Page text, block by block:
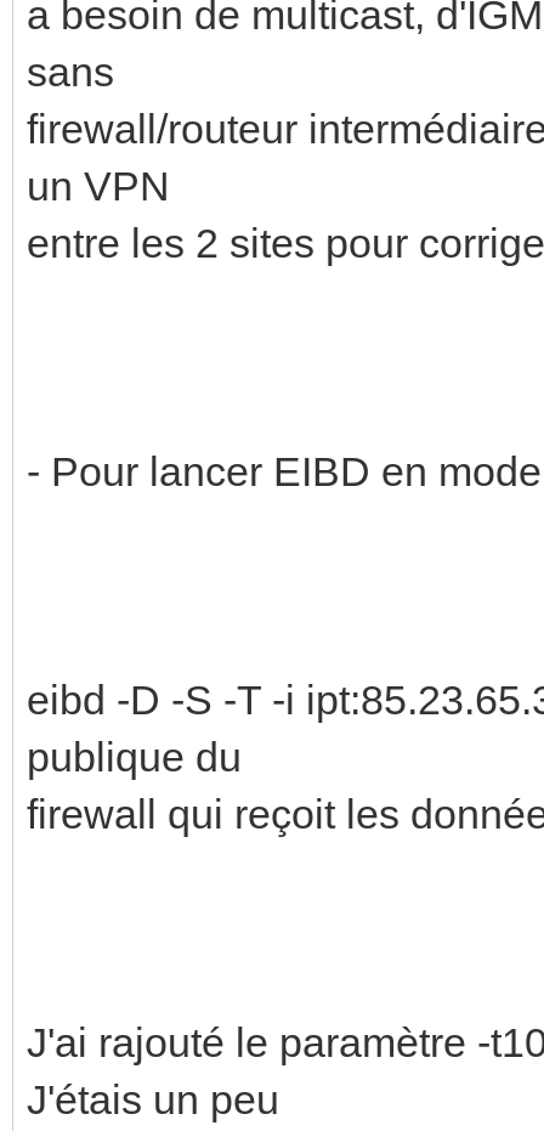
a besoin de multicast,
sans
firewall/routeur
un VPN
entre les 2 sites pour
- Pour lancer EIBD en
eibd -D -S -T -i
publique du
firewall qui reçoit les
J'ai rajouté le paramètre -
J'étais un peu